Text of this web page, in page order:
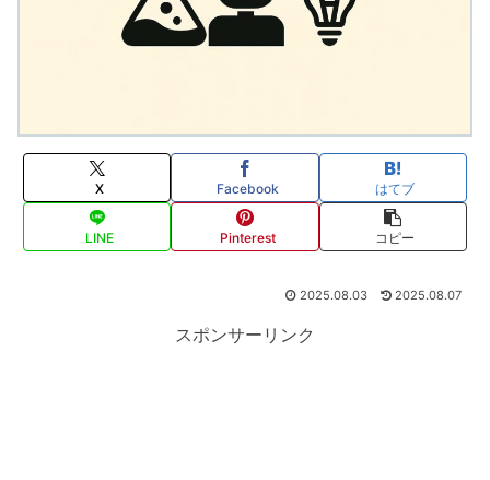
X Facebook はてブ
LINE Pinterest コピー
2025.08.03 2025.08.07
スポンサーリンク